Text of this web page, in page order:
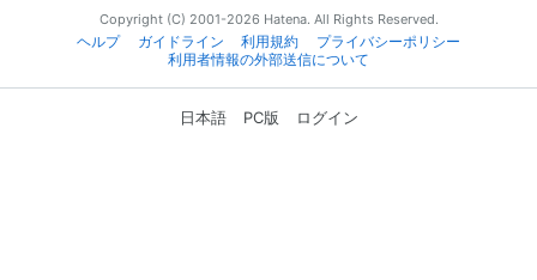
Copyright (C) 2001-2026 Hatena. All Rights Reserved.
ヘルプ
ガイドライン 利用規約
プライバシーポリシー
利用者情報の外部送信について
日本語 PC版 ログイン